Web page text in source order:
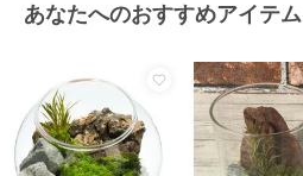
あなたへのおすすめアイテム